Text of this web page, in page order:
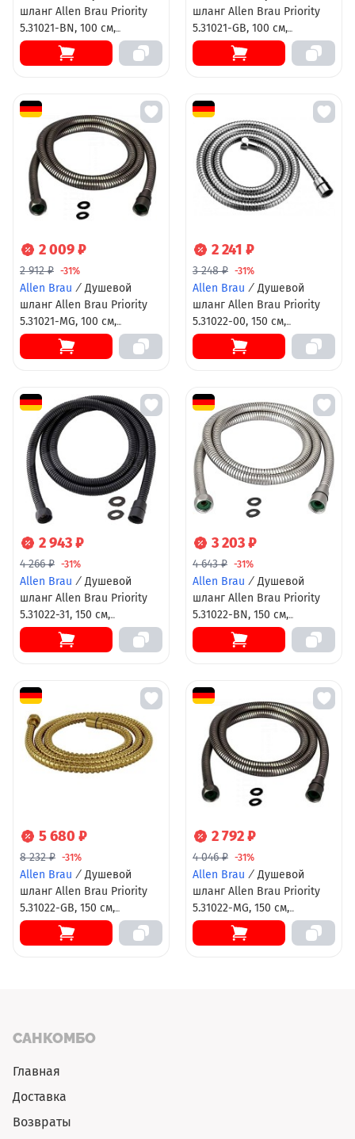
шланг Allen Brau Priority
5.31021-BN, 100 см,
стальной,
антиперекручивание,
шланг Allen Brau Priority
5.31021-GB, 100 см,
стальной, золото
брашированное
2 009 ₽
2 912 ₽ -31%
Allen Brau / Душевой
шланг Allen Brau Priority
5.31021-MG, 100 см,
стальной, графит
брашированный
2 241 ₽
3 248 ₽ -31%
Allen Brau / Душевой
шланг Allen Brau Priority
5.31022-00, 150 см,
стальной,
антиперекручивание, хром
2 943 ₽
4 266 ₽ -31%
Allen Brau / Душевой
шланг Allen Brau Priority
5.31022-31, 150 см,
стальной,
антиперекручивание,
3 203 ₽
4 643 ₽ -31%
Allen Brau / Душевой
шланг Allen Brau Priority
5.31022-BN, 150 см,
стальной,
антиперекручивание,
5 680 ₽
8 232 ₽ -31%
Allen Brau / Душевой
шланг Allen Brau Priority
5.31022-GB, 150 см,
стальной, золото
брашированное
2 792 ₽
4 046 ₽ -31%
Allen Brau / Душевой
шланг Allen Brau Priority
5.31022-MG, 150 см,
стальной, графит
брашированный
САНКОМБО
Главная
Доставка
Возвраты